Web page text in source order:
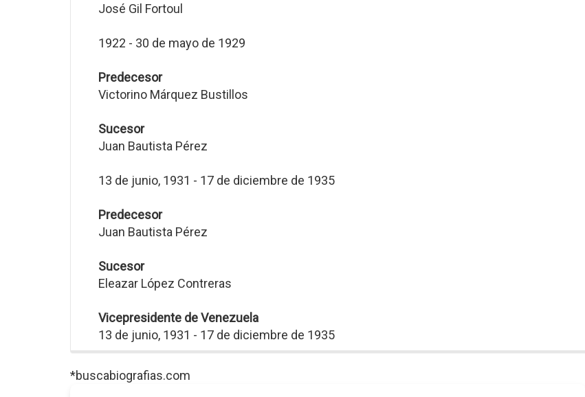
José Gil Fortoul
1922 - 30 de mayo de 1929
Predecesor
Victorino Márquez Bustillos
Sucesor
Juan Bautista Pérez
13 de junio, 1931 - 17 de diciembre de 1935
Predecesor
Juan Bautista Pérez
Sucesor
Eleazar López Contreras
Vicepresidente de Venezuela
13 de junio, 1931 - 17 de diciembre de 1935
*buscabiografias.com